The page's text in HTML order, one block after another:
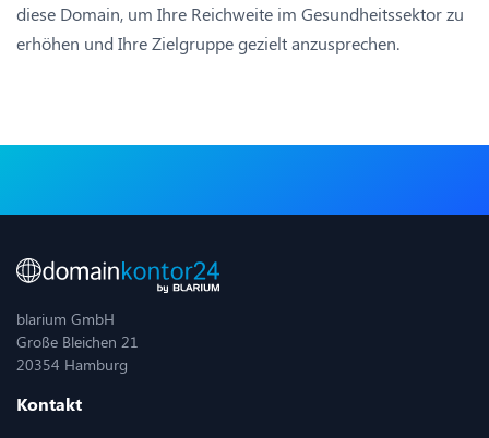
diese Domain, um Ihre Reichweite im Gesundheitssektor zu
erhöhen und Ihre Zielgruppe gezielt anzusprechen.
blarium GmbH
Große Bleichen 21
20354 Hamburg
Kontakt